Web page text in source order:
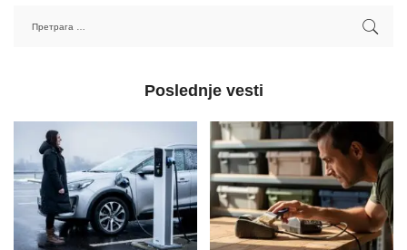
Poslednje vesti